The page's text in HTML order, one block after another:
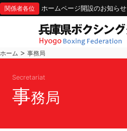
関係者各位 ホームページ開設のお知らせ
ホーム > 事務局
Secretariat
事務局